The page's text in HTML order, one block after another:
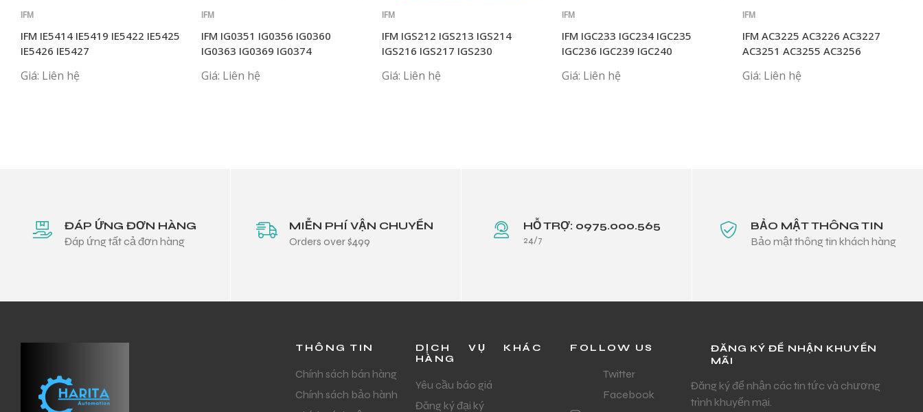
IFM
IFM IE5414 IE5419 IE5422 IE5425
IE5426 IE5427
Giá: Liên hệ
IFM
IFM IG0351 IG0356 IG0360
IG0363 IG0369 IG0374
Giá: Liên hệ
IFM
IFM IGS212 IGS213 IGS214
IGS216 IGS217 IGS230
Giá: Liên hệ
IFM
IFM IGC233 IGC234 IGC235
IGC236 IGC239 IGC240
Giá: Liên hệ
IFM
IFM AC3225 AC3226 AC3227
AC3251 AC3255 AC3256
Giá: Liên hệ
ĐÁP ỨNG ĐƠN HÀNG
Đáp ứng tất cả đơn hàng
MIỄN PHÍ VẬN CHUYỂN
Orders over $499
HỖ TRỢ: 0975.000.565
24/7
BẢO MẬT THÔNG TIN
Bảo mật thông tin khách hàng
THÔNG TIN
Chính sách bán hàng
Chính sách bảo hành
DỊCH VỤ KHÁC
HÀNG
Yêu cầu báo giá
Đăng ký đại ký
FOLLOW US
Twitter
Facebook
ĐĂNG KÝ ĐỂ NHẬN KHUYẾN
MÃI
Đăng ký để nhận các tin tức và chương
trình khuyến mại.